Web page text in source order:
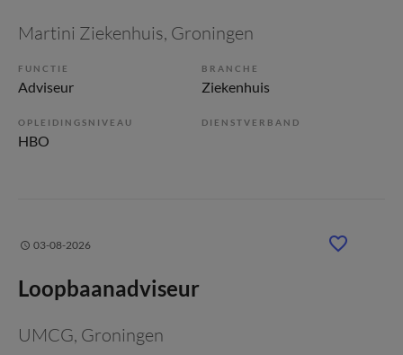
Martini Ziekenhuis, Groningen
FUNCTIE
Adviseur
BRANCHE
Ziekenhuis
OPLEIDINGSNIVEAU
HBO
DIENSTVERBAND
03-08-2026
Loopbaanadviseur
UMCG, Groningen